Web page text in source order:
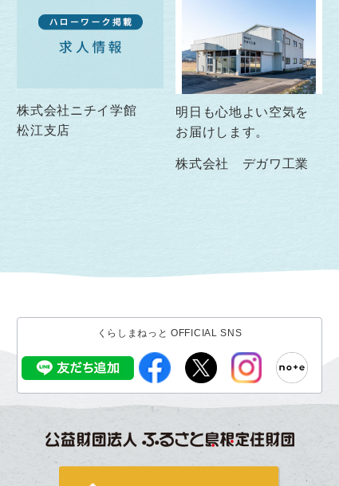
株式会社ニチイ学館
松江支店
明日も心地よい空気を
お届けします。
株式会社 デガワ工業
くらしまねっと OFFICIAL SNS